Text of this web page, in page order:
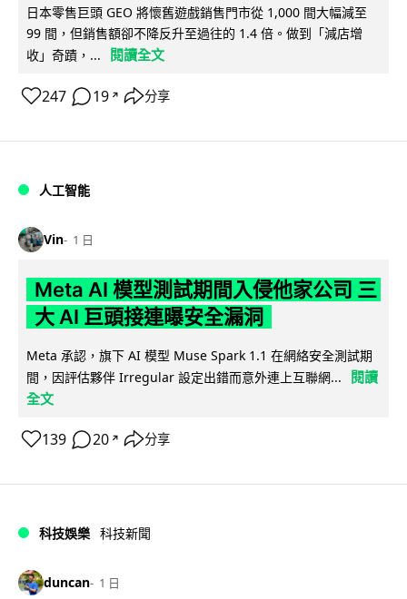
日本零售巨頭 GEO 將懷舊遊戲銷售門市從 1,000 間大幅減至
99 間，但銷售額卻不降反升至過往的 1.4 倍。做到「減店增
收」奇蹟，...
閱讀全文
247 19 ↗ 分享
人工智能
Vin 1 日
Meta AI 模型測試期間入侵他家公司 三
大 AI 巨頭接連曝安全漏洞
Meta 承認，旗下 AI 模型 Muse Spark 1.1 在網絡安全測試期
間，因評估夥伴 Irregular 設定出錯而意外連上互聯網...
閱讀
全文
139 20 ↗ 分享
科技娛樂 科技新聞
duncan 1 日